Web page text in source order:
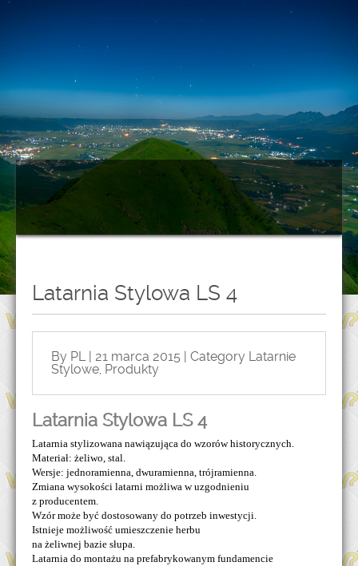
Latarnia Stylowa LS 4
By PL | 21 marca 2015 | Category Latarnie
Stylowe, Produkty
Latarnia Stylowa LS 4
Latarnia stylizowana nawiązująca do wzorów historycznych.
Materiał: żeliwo, stal.
Wersje: jednoramienna, dwuramienna, trójramienna.
Zmiana wysokości latarni możliwa w uzgodnieniu
z producentem.
Wzór może być dostosowany do potrzeb inwestycji.
Istnieje możliwość umieszczenie herbu
na żeliwnej bazie słupa.
Latarnia do montażu na prefabrykowanym fundamencie